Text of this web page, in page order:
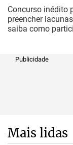
Concurso inédito
preencher
saiba como
Publicidade
Mais lidas